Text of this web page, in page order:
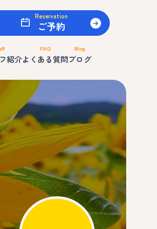
Reservation
ご予約
紹介
FAQ
よくある質問
Blog
ブログ